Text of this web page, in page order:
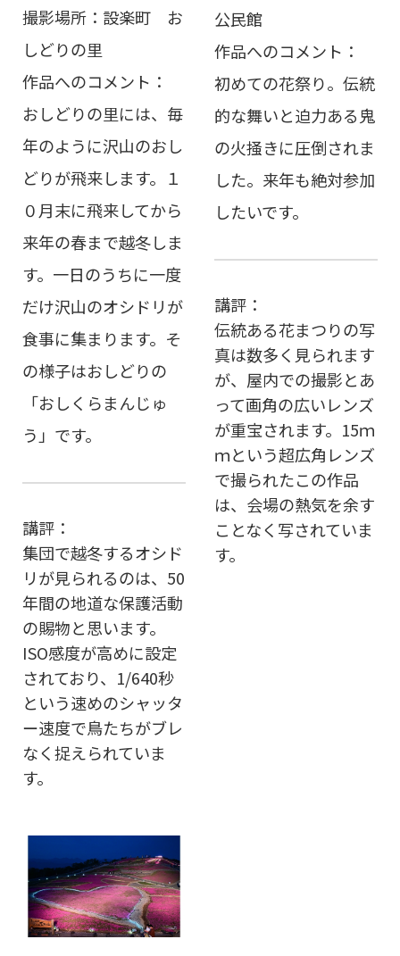
撮影場所：設楽町 お
しどりの里
作品へのコメント：
おしどりの里には、毎
年のように沢山のおし
どりが飛来します。１
０月末に飛来してから
来年の春まで越冬しま
す。一日のうちに一度
だけ沢山のオシドリが
食事に集まります。そ
の様子はおしどりの
「おしくらまんじゅ
う」です。
講評：
集団で越冬するオシド
リが見られるのは、50
年間の地道な保護活動
の賜物と思います。
ISO感度が高めに設定
されており、1/640秒
という速めのシャッタ
ー速度で鳥たちがブレ
なく捉えられていま
す。
公民館
作品へのコメント：
初めての花祭り。伝統
的な舞いと迫力ある鬼
の火掻きに圧倒されま
した。来年も絶対参加
したいです。
講評：
伝統ある花まつりの写
真は数多く見られます
が、屋内での撮影とあ
って画角の広いレンズ
が重宝されます。15ｍ
ｍという超広角レンズ
で撮られたこの作品
は、会場の熱気を余す
ことなく写されていま
す。